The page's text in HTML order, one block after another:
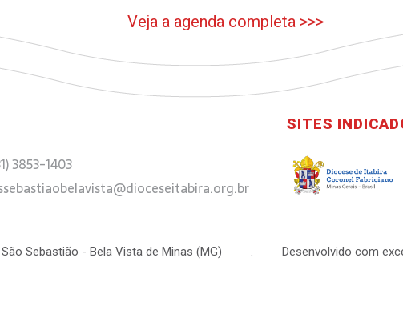
Veja a agenda completa >>>
3853-1403
SITES
São Sebastião - Bela Vista de Minas (MG) . Desenvolvido com